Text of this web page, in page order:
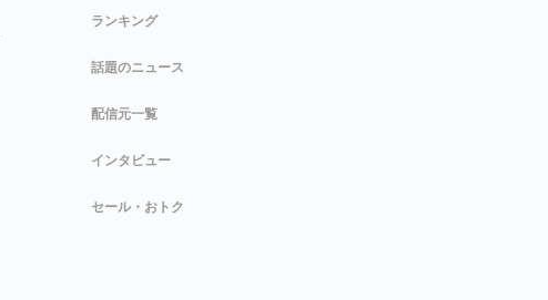
ランキング
話題のニュース
配信元一覧
インタビュー
セール・おトク